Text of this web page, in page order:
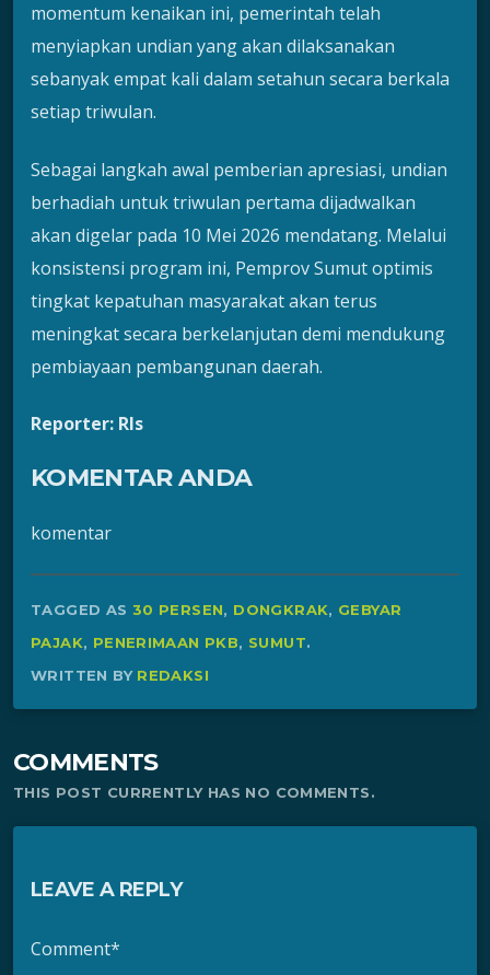
momentum kenaikan ini, pemerintah telah
menyiapkan undian yang akan dilaksanakan
sebanyak empat kali dalam setahun secara berkala
setiap triwulan.
Sebagai langkah awal pemberian apresiasi, undian
berhadiah untuk triwulan pertama dijadwalkan
akan digelar pada 10 Mei 2026 mendatang. Melalui
konsistensi program ini, Pemprov Sumut optimis
tingkat kepatuhan masyarakat akan terus
meningkat secara berkelanjutan demi mendukung
pembiayaan pembangunan daerah.
Reporter: Rls
KOMENTAR ANDA
komentar
TAGGED AS 30 PERSEN, DONGKRAK, GEBYAR
PAJAK, PENERIMAAN PKB, SUMUT.
WRITTEN BY REDAKSI
COMMENTS
THIS POST CURRENTLY HAS NO COMMENTS.
LEAVE A REPLY
Comment*